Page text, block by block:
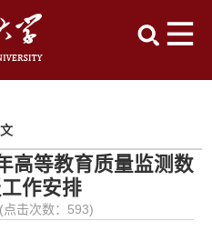
高等教育质量监测数
作安排
击次数： 593)